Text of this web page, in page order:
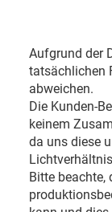
Aufgrund der
tatsächlichen
abweichen.
Die Kunden-
keinem
da uns diese
Bitte beachte,